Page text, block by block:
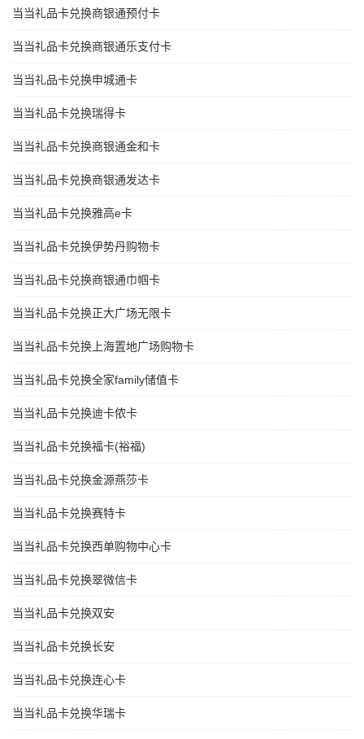
当当礼品卡兑换商银通预付卡
当当礼品卡兑换商银通乐支付卡
当当礼品卡兑换申城通卡
当当礼品卡兑换瑞得卡
当当礼品卡兑换商银通金和卡
当当礼品卡兑换商银通发达卡
当当礼品卡兑换雅高e卡
当当礼品卡兑换伊势丹购物卡
当当礼品卡兑换商银通巾帼卡
当当礼品卡兑换正大广场无限卡
当当礼品卡兑换上海置地广场购物卡
当当礼品卡兑换全家family储值卡
当当礼品卡兑换迪卡侬卡
当当礼品卡兑换福卡(裕福)
当当礼品卡兑换金源燕莎卡
当当礼品卡兑换赛特卡
当当礼品卡兑换西单购物中心卡
当当礼品卡兑换翠微信卡
当当礼品卡兑换双安
当当礼品卡兑换长安
当当礼品卡兑换连心卡
当当礼品卡兑换华瑞卡